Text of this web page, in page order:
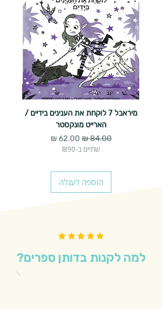
מיראבל 7 לוקחת את הענינים בידיים /
הארייט מונקסטר
מחיר רגיל‏84.00 ‏₪ מחיר מבצע
שתיים ב-₪90
הוספה לעגלה
למה לקנות בדותן ספרים?